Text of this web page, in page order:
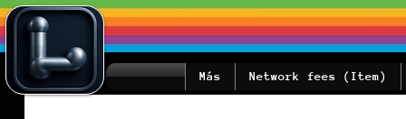
Network fees (Item)
Más